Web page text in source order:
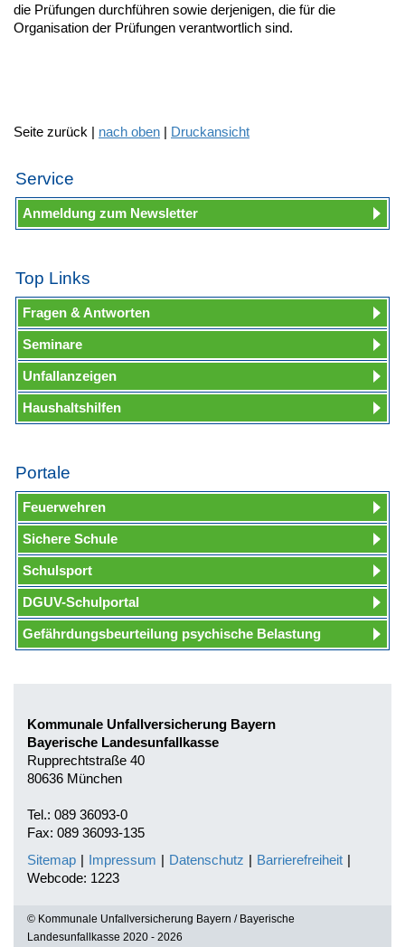
die Prüfungen durchführen sowie derjenigen, die für die
Organisation der Prüfungen verantwortlich sind.
Seite zurück | nach oben | Druckansicht
Service
Anmeldung zum Newsletter
Top Links
Fragen & Antworten
Seminare
Unfallanzeigen
Haushaltshilfen
Portale
Feuerwehren
Sichere Schule
Schulsport
DGUV-Schulportal
Gefährdungsbeurteilung psychische Belastung
Kommunale Unfallversicherung Bayern
Bayerische Landesunfallkasse
Rupprechtstraße 40
80636 München
Tel.: 089 36093-0
Fax: 089 36093-135
Sitemap | Impressum | Datenschutz | Barrierefreiheit |
Webcode: 1223
© Kommunale Unfallversicherung Bayern / Bayerische
Landesunfallkasse 2020 - 2026